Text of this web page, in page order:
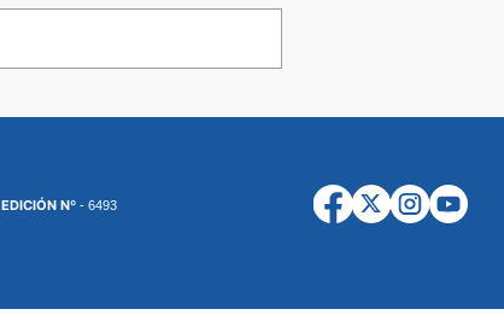
EDICIÓN Nº - 6493